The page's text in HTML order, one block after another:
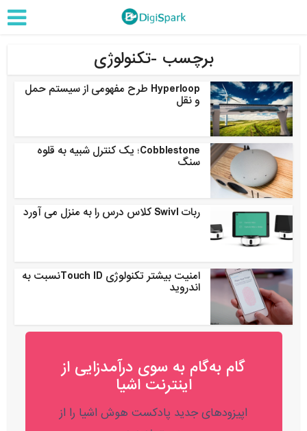
برچسب -تکنولوژی
Hyperloop طرح مفهومی از سیستم حمل
و نقل
Cobblestone؛ یک کنترل شبیه به قلوه
سنگ
ربات Swivl کلاس درس را به منزل می آورد
امنیت بیشتر تکنولوژی Touch IDنسبت به
اندروید
گام به‌گام به‌ سوی درآمدزایی از
اینترنت اشیا
اپیزودهای جدید پادکست هوش اشیا را از